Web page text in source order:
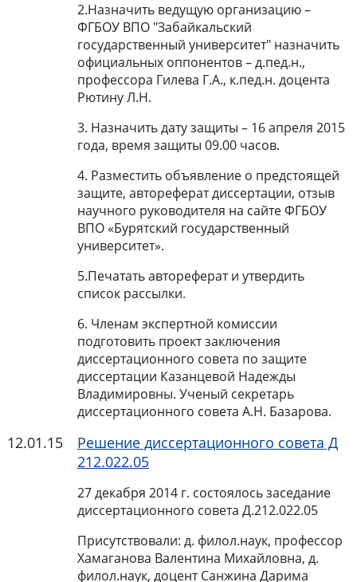
2.Назначить ведущую организацию –
ФГБОУ ВПО "Забайкальский
государственный университет" назначить
официальных оппонентов – д.пед.н.,
профессора Гилева Г.А., к.пед.н. доцента
Рютину Л.Н.
3. Назначить дату защиты – 16 апреля 2015
года, время защиты 09.00 часов.
4. Разместить объявление о предстоящей
защите, автореферат диссертации, отзыв
научного руководителя на сайте ФГБОУ
ВПО «Бурятский государственный
университет».
5.Печатать автореферат и утвердить
список рассылки.
6. Членам экспертной комиссии
подготовить проект заключения
диссертационного совета по защите
диссертации Казанцевой Надежды
Владимировны. Ученый секретарь
диссертационного совета А.Н. Базарова.
12.01.15
Решение диссертационного совета Д
212.022.05
27 декабря 2014 г. состоялось заседание
диссертационного совета Д.212.022.05
Присутствовали: д. филол.наук, профессор
Хамаганова Валентина Михайловна, д.
филол.наук, доцент Санжина Дарима